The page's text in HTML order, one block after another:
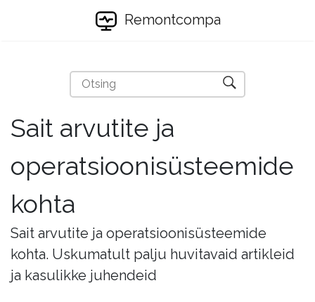
Remontcompa
Sait arvutite ja
operatsioonisüsteemide
kohta
Sait arvutite ja operatsioonisüsteemide
kohta. Uskumatult palju huvitavaid artikleid
ja kasulikke juhendeid